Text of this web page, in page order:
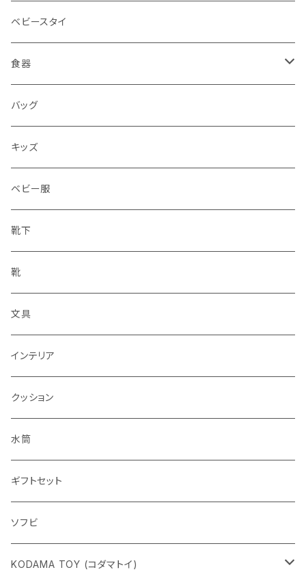
ベビースタイ
食器
水筒
水筒
バッグ
キッズ
ベビー服
靴下
靴
文具
インテリア
クッション
水筒
ギフトセット
ソフビ
KODAMA TOY (コダマトイ)